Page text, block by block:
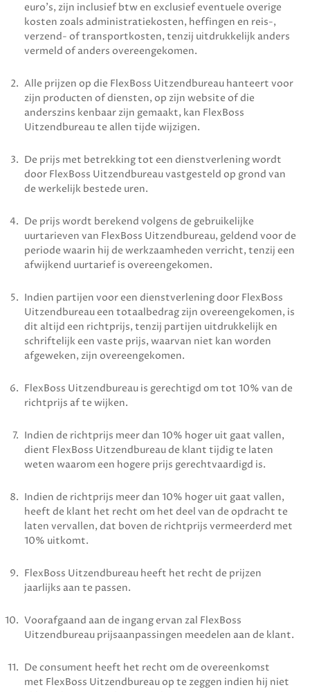
euro’s, zijn inclusief btw en exclusief eventuele overige
kosten zoals administratiekosten, heffingen en reis-,
verzend- of transportkosten, tenzij uitdrukkelijk anders
vermeld of anders overeengekomen.
Alle prijzen op die FlexBoss Uitzendbureau hanteert voor
zijn producten of diensten, op zijn website of die
anderszins kenbaar zijn gemaakt, kan FlexBoss
Uitzendbureaute allen tijde wijzigen.
De prijs met betrekking tot een dienstverlening wordt
door FlexBoss Uitzendbureauvastgesteld op grond van
de werkelijk bestede uren.
De prijs wordt berekend volgens de gebruikelijke
uurtarieven van FlexBoss Uitzendbureau, geldend voor de
periode waarin hij de werkzaamheden verricht, tenzij een
afwijkend uurtarief is overeengekomen.
Indien partijen voor een dienstverlening door FlexBoss
Uitzendbureaueen totaalbedrag zijn overeengekomen, is
dit altijd een richtprijs, tenzij partijen uitdrukkelijk en
schriftelijk een vaste prijs, waarvan niet kan worden
afgeweken, zijn overeengekomen.
FlexBoss Uitzendbureau is gerechtigd om tot 10% van de
richtprijs af te wijken.
Indien de richtprijs meer dan 10% hoger uit gaat vallen,
dient FlexBoss Uitzendbureaude klant tijdig te laten
weten waarom een hogere prijs gerechtvaardigd is.
Indien de richtprijs meer dan 10% hoger uit gaat vallen,
heeft de klant het recht om het deel van de opdracht te
laten vervallen, dat boven de richtprijs vermeerderd met
10% uitkomt.
FlexBoss Uitzendbureau heeft het recht de prijzen
jaarlijks aan te passen.
Voorafgaand aan de ingang ervan zal FlexBoss
Uitzendbureau prijsaanpassingen meedelen aan de klant.
De consument heeft het recht om de overeenkomst
met FlexBoss Uitzendbureauop te zeggen indien hij niet